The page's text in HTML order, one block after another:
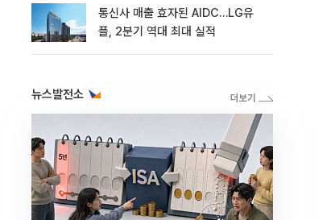
통신사 매출 효자된 AIDC…LG유
플, 2분기 역대 최대 실적
뉴스발전소